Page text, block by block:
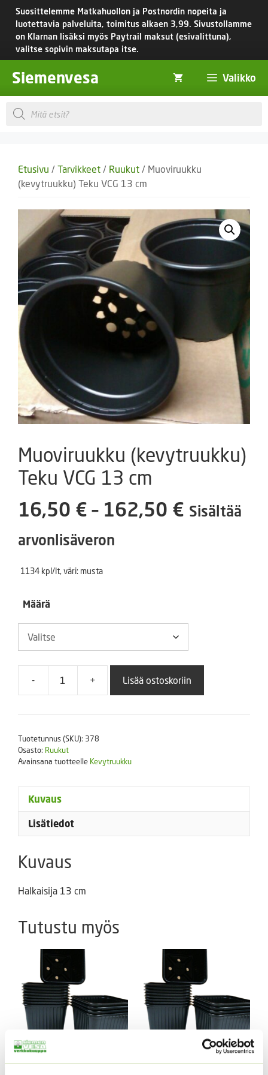
Siirry
sisältöön
Suosittelemme Matkahuollon ja Postnordin nopeita ja
luotettavia palveluita, toimitus alkaen 3,99. Sivustollamme
on Klarnan lisäksi myös Paytrail maksut (esivalittuna),
valitse sopivin maksutapa itse.
Siemenvesa Valikko
Products
search
Etusivu / Tarvikkeet / Ruukut / Muoviruukku
(kevytruukku) Teku VCG 13 cm
Muoviruukku (kevytruukku)
Teku VCG 13 cm
16,50 € – 162,50 € Sisältää
arvonlisäveron
1134 kpl/lt, väri: musta
Määrä
-
Muoviruukku
Teku
cm
+ Lisää ostoskoriin
Tuotetunnus (SKU): 378
Osasto: Ruukut
Avainsana tuotteelle Kevytruukku
Kuvaus
Lisätiedot
Kuvaus
Halkaisija 13 cm
Tutustu myös